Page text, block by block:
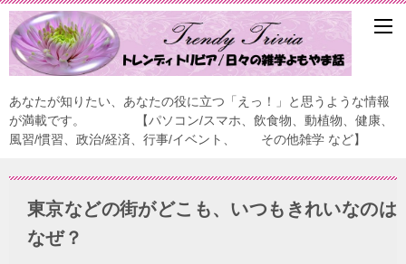
あなたが知りたい、あなたの役に立つ「えっ！」と思うような情報
が満載です。 【パソコン/スマホ、飲食物、動植物、健康、
風習/慣習、政治/経済、行事/イベント、 その他雑学 など】
東京などの街がどこも、いつもきれいなのは
なぜ？